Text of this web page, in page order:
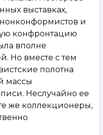
выставках,
и
конфронтацию
вполне
Но вместе с тем
полотна
массы
Неслучайно ее
же коллекционеры,